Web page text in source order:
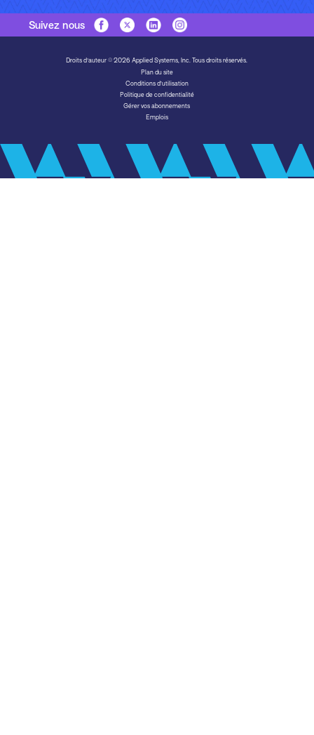
Suivez nous
Droits d'auteur © 2026 Applied Systems, Inc. Tous droits réservés.
Plan du site
Conditions d’utilisation
Politique de confidentialité
Gérer vos abonnements
Emplois